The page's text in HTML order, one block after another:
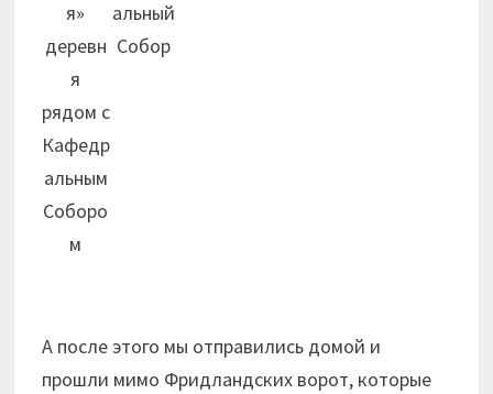
я»
деревн
я
рядом с
Кафедр
альным
Соборо
м
альный
Собор
А после этого мы отправились домой и
прошли мимо Фридландских ворот, которые